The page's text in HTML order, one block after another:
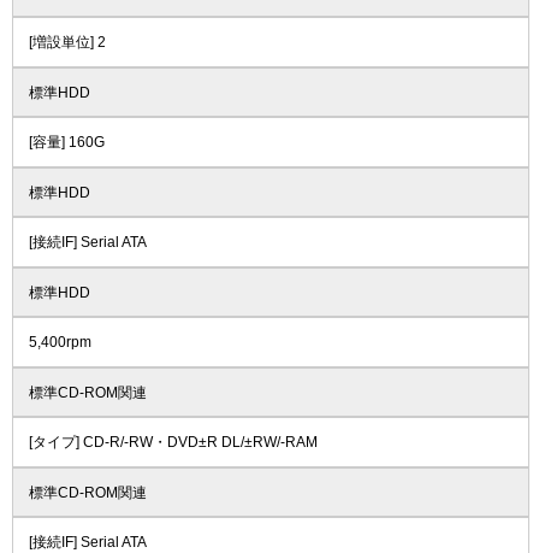
[増設単位] 2
標準HDD
[容量] 160G
標準HDD
[接続IF] Serial ATA
標準HDD
5,400rpm
標準CD-ROM関連
[タイプ] CD-R/-RW・DVD±R DL/±RW/-RAM
標準CD-ROM関連
[接続IF] Serial ATA